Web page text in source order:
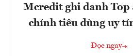
Mcredit ghi danh Top
chính tiêu dùng uy
Đọc ngay